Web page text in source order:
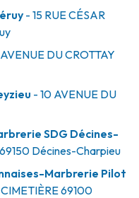
- 15 RUE CÉSAR
DU CROTTAY
- 10 AVENUE DU
SDG Décines-
69150 Décines-Charpieu
Marbrerie Pilot
69100